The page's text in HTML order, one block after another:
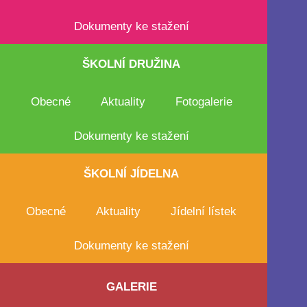
Dokumenty ke stažení
ŠKOLNÍ DRUŽINA
Obecné Aktuality Fotogalerie
Dokumenty ke stažení
ŠKOLNÍ JÍDELNA
Obecné Aktuality Jídelní lístek
Dokumenty ke stažení
GALERIE
Copyright © 2023 - ZŠMŠ Dolní Lánov /
Spravovat souhlas